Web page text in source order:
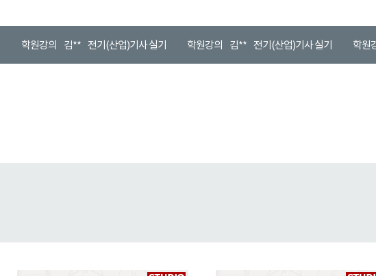
학원강의 김** 전기(산업)기사 실기 학원강의 김** 전기(산업)기사 실기 학원강의